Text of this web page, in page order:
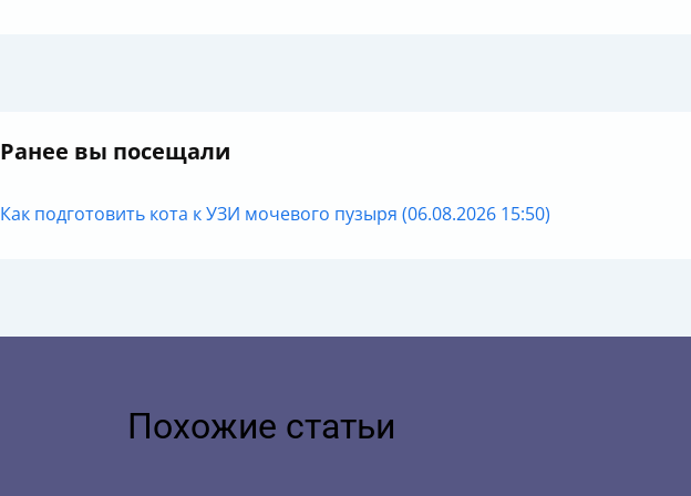
Ранее вы посещали
Как подготовить кота к УЗИ мочевого пузыря (06.08.2026 15:50)
Похожие статьи